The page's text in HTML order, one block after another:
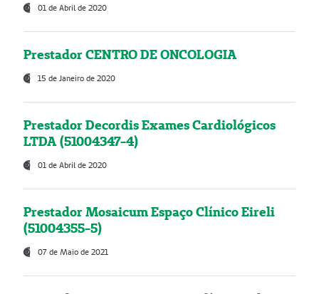
01 de Abril de 2020
Prestador CENTRO DE ONCOLOGIA
15 de Janeiro de 2020
Prestador Decordis Exames Cardiológicos
LTDA (51004347-4)
01 de Abril de 2020
Prestador Mosaicum Espaço Clínico Eireli
(51004355-5)
07 de Maio de 2021